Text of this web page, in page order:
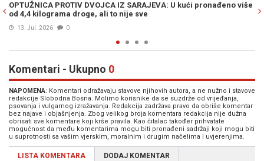
U kući pronađeno više POTVRĐENA OPTUŽNICA U
banku za 48.000 KM
Komentari - Ukupno 0
NAPOMENA: Komentari odražavaju stavove njihovih autora, a ne nužno i stavove
redakcije Slobodna Bosna. Molimo korisnike da se suzdrže od vrijeđanja,
psovanja i vulgarnog izražavanja. Redakcija zadržava pravo da obriše komentar
bez najave i objašnjenja. Zbog velikog broja komentara redakcija nije dužna
obrisati sve komentare koji krše pravila. Kao čitalac također prihvatate
mogućnost da među komentarima mogu biti pronađeni sadržaji koji mogu biti
u suprotnosti sa vašim vjerskim, moralnim i drugim načelima i uvjerenjima.
LISTA KOMENTARA DODAJ KOMENTAR